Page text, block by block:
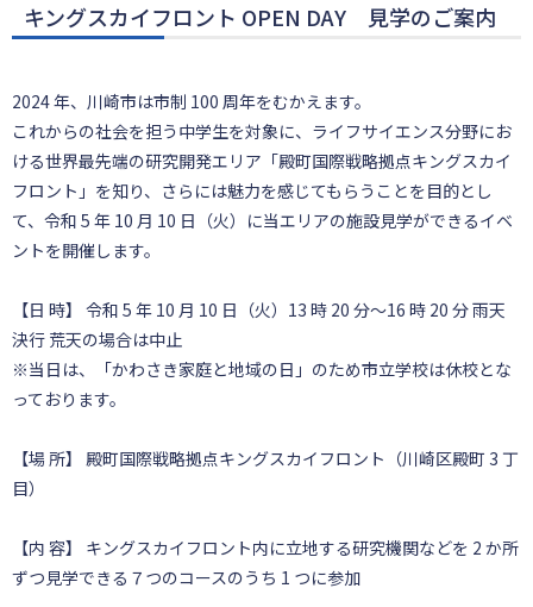
キングスカイフロント OPEN DAY 見学のご案内
2024 年、川崎市は市制 100 周年をむかえます。
これからの社会を担う中学生を対象に、ライフサイエンス分野にお
ける世界最先端の研究開発エリア「殿町国際戦略拠点キングスカイ
フロント」を知り、さらには魅力を感じてもらうことを目的とし
て、令和 5 年 10 月 10 日（火）に当エリアの施設見学ができるイベ
ントを開催します。
【日 時】 令和 5 年 10 月 10 日（火）13 時 20 分～16 時 20 分 雨天
決行 荒天の場合は中止
※当日は、「かわさき家庭と地域の日」のため市立学校は休校とな
っております。
【場 所】 殿町国際戦略拠点キングスカイフロント（川崎区殿町 3 丁
目）
【内 容】 キングスカイフロント内に立地する研究機関などを 2 か所
ずつ見学できる７つのコースのうち 1 つに参加